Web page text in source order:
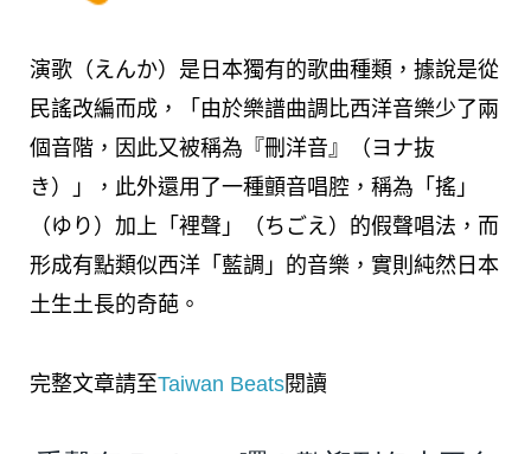
演歌（えんか）是日本獨有的歌曲種類，據說是從
民謠改編而成，「由於樂譜曲調比西洋音樂少了兩
個音階，因此又被稱為『刪洋音』（ヨナ抜
き）」，此外還用了一種顫音唱腔，稱為「搖」
（ゆり）加上「裡聲」（ちごえ）的假聲唱法，而
形成有點類似西洋「藍調」的音樂，實則純然日本
土生土長的奇葩。
完整文章請至Taiwan Beats閱讀